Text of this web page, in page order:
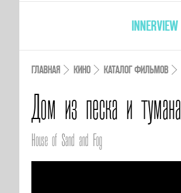
INNERVIEW
ГЛАВНАЯ КИНО КАТАЛОГ ФИЛЬМОВ
Дом из песка и тумана
House of Sand and Fog